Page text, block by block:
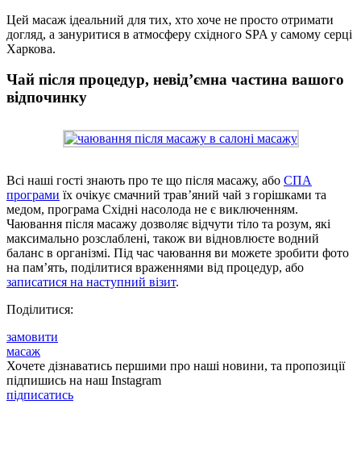
Цей масаж ідеальний для тих, хто хоче не просто отримати
догляд, а зануритися в атмосферу східного SPA у самому серці
Харкова.
Чай після процедур, невід’ємна частина вашого
відпочинку
Всі наші гості знають про те що після масажу, або СПА
програми їх очікує смачний трав’яний чай з горішками та
медом, програма Східні насолода не є виключенням.
Чаювання після масажу дозволяє відчути тіло та розум, які
максимально розслаблені, також ви відновлюєте водний
баланс в організмі. Під час чаювання ви можете зробити фото
на пам’ять, поділитися враженнями від процедур, або
записатися на наступний візит.
Поділитися:
замовити
масаж
Хочете дізнаватись першими про наші новини, та пропозиції
підпишись на наш Instagram
підписатись